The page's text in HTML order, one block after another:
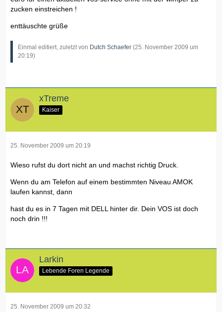
zucken einstreichen !
enttäuschte grüße
Einmal editiert, zuletzt von Dutch Schaefer (25. November 2009 um
20:19)
xTreme
Kaiser
25. November 2009 um 20:19
Wieso rufst du dort nicht an und machst richtig Druck.
Wenn du am Telefon auf einem bestimmten Niveau AMOK
laufen kannst, dann
hast du es in 7 Tagen mit DELL hinter dir. Dein VOS ist doch
noch drin !!!
Larkin
Lebende Foren Legende
25. November 2009 um 20:32